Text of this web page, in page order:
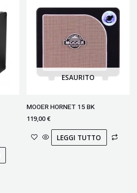
ESAURITO
MOOER HORNET 15 BK
119,00€
LEGGI TUTTO